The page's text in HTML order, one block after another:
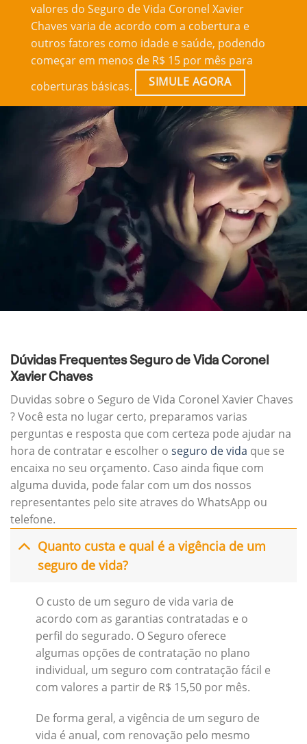
valores do Seguro de Vida Coronel Xavier
Chaves varia de acordo com a cobertura e
outros fatores como idade e saúde, podendo
começar em menos de R$ 15 por mês para
coberturas básicas.
SIMULE AGORA
Dúvidas Frequentes Seguro de Vida Coronel
Xavier Chaves
Duvidas sobre o Seguro de Vida Coronel Xavier Chaves
? Você esta no lugar certo, preparamos varias
perguntas e resposta que com certeza pode ajudar na
hora de contratar e escolher o seguro de vida que se
encaixa no seu orçamento. Caso ainda fique com
alguma duvida, pode falar com um dos nossos
representantes pelo site atraves do WhatsApp ou
telefone.
Quanto custa e qual é a vigência de um
seguro de vida?
O custo de um seguro de vida varia de
acordo com as garantias contratadas e o
perfil do segurado. O Seguro oferece
algumas opções de contratação no plano
individual, um seguro com contratação fácil e
com valores a partir de R$ 15,50 por mês.
De forma geral, a vigência de um seguro de
vida é anual, com renovação pelo mesmo